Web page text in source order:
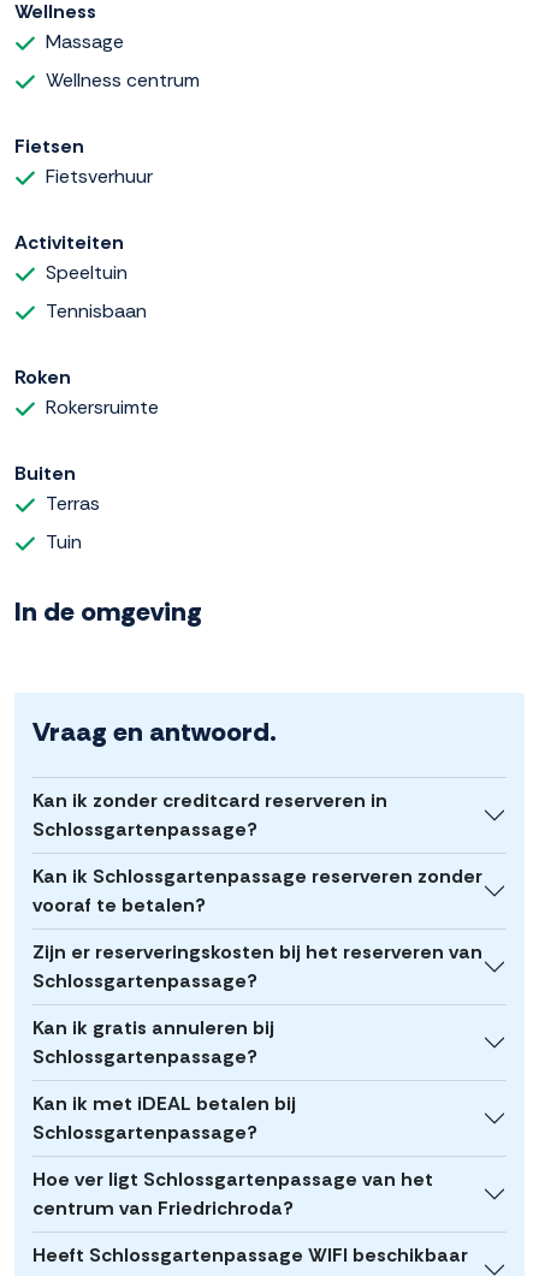
Wellness
Massage
Wellness centrum
Fietsen
Fietsverhuur
Activiteiten
Speeltuin
Tennisbaan
Roken
Rokersruimte
Buiten
Terras
Tuin
In de omgeving
Vraag en antwoord.
Kan ik zonder creditcard reserveren in
Schlossgartenpassage?
Kan ik Schlossgartenpassage reserveren zonder
vooraf te betalen?
Zijn er reserveringskosten bij het reserveren van
Schlossgartenpassage?
Kan ik gratis annuleren bij
Schlossgartenpassage?
Kan ik met iDEAL betalen bij
Schlossgartenpassage?
Hoe ver ligt Schlossgartenpassage van het
centrum van Friedrichroda?
Heeft Schlossgartenpassage WIFI beschikbaar